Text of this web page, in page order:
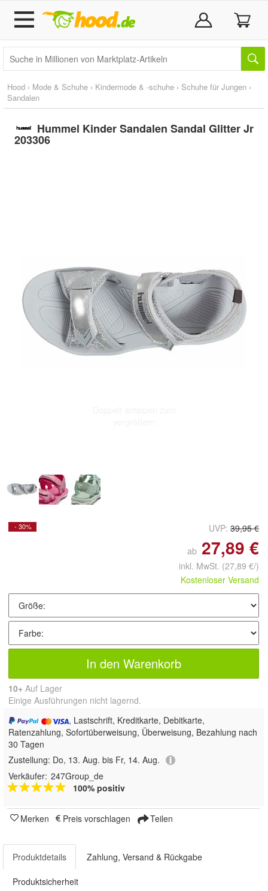
Hood › Mode & Schuhe › Kindermode & -schuhe › Schuhe für Jungen ›
Sandalen
Hummel Kinder Sandalen Sandal Glitter Jr
203306
- 30% UVP: 39,95 €
ab 27,89 €
inkl. MwSt. (27,89 €/)
Kostenloser Versand
In den Warenkorb
10+ Auf Lager
Einige Ausführungen nicht lagernd.
, Lastschrift, Kreditkarte, Debitkarte,
Ratenzahlung, Sofortüberweisung, Überweisung, Bezahlung nach
30 Tagen
Zustellung: Do, 13. Aug. bis Fr, 14. Aug.
Verkäufer: 247Group_de
100% positiv
Merken Preis vorschlagen Teilen
Produktdetails Zahlung, Versand & Rückgabe
Produktsicherheit